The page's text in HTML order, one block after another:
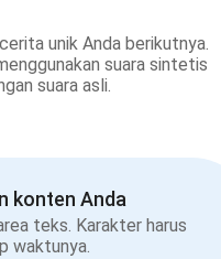
unik Anda berikutnya.
suara sintetis
suara asli.
konten Anda
teks. Karakter harus
waktunya.